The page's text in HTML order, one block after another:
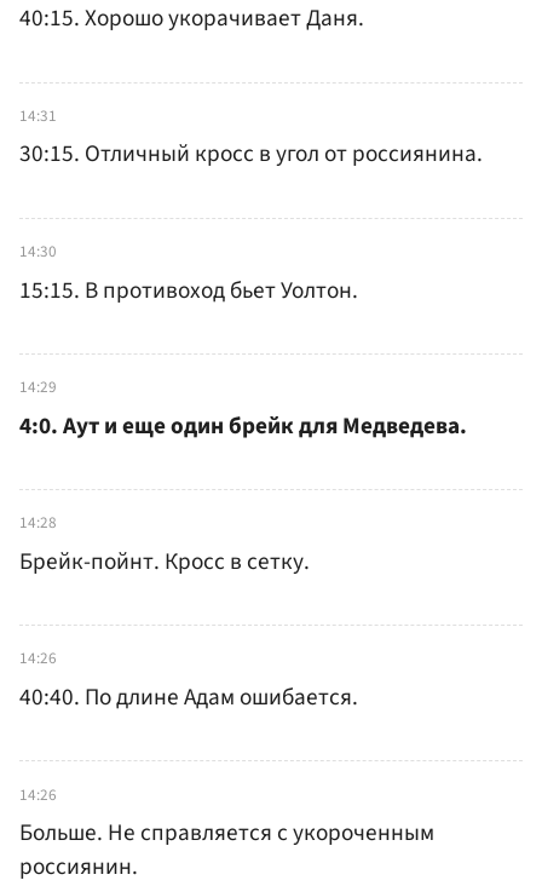
40:15. Хорошо укорачивает Даня.
14:31
30:15. Отличный кросс в угол от россиянина.
14:30
15:15. В противоход бьет Уолтон.
14:29
4:0. Аут и еще один брейк для Медведева.
14:28
Брейк-пойнт. Кросс в сетку.
14:26
40:40. По длине Адам ошибается.
14:26
Больше. Не справляется с укороченным
россиянин.